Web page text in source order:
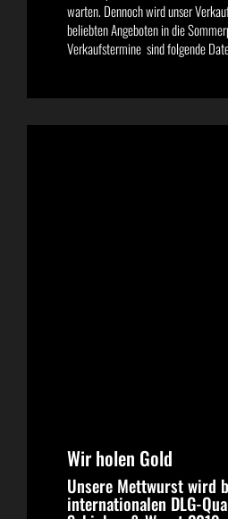
warten. Dennoch wird unser
beliebten Angeboten in die
Verkaufstermine sind folgende
Wir holen Gold
Unsere Mettwurst wird
internationalen DLG-